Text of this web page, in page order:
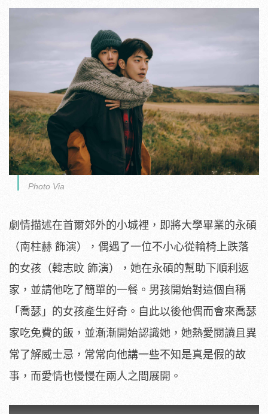
Photo Via
劇情描述在首爾郊外的小城裡，即將大學畢業的永碩
（南柱赫 飾演），偶遇了一位不小心從輪椅上跌落
的女孩（韓志旼 飾演），她在永碩的幫助下順利返
家，並請他吃了簡單的一餐。男孩開始對這個自稱
「喬瑟」的女孩產生好奇。自此以後他偶而會來喬瑟
家吃免費的飯，並漸漸開始認識她，她熱愛閱讀且異
常了解威士忌，常常向他講一些不知是真是假的故
事，而愛情也慢慢在兩人之間展開。